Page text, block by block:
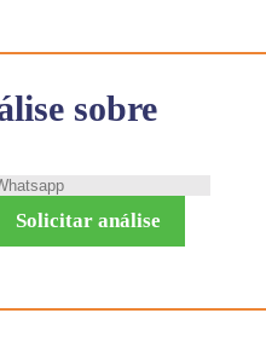
sobre
Solicitar análise